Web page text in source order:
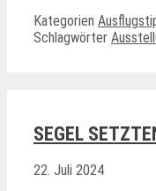
Kategorien
Schlagwörter
SEGEL
22. Juli 2024